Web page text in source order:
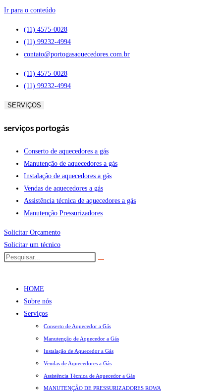
Ir para o conteúdo
(11) 4575-0028
(11) 99232-4994
contato@portogasaquecedores.com.br
(11) 4575-0028
(11) 99232-4994
SERVIÇOS
serviços portogás
Conserto de aquecedores a gás
Manutenção de aquecedores a gás
Instalação de aquecedores a gás
Vendas de aquecedores a gás
Assistência técnica de aquecedores a gás
Manutenção Pressurizadores
Solicitar Orçamento
Solicitar um técnico
HOME
Sobre nós
Serviços
Conserto de Aquecedor a Gás
Manutenção de Aquecedor a Gás
Instalação de Aquecedor a Gás
Vendas de Aquecedores a Gás
Assistência Técnica de Aquecedor a Gás
MANUTENÇÃO DE PRESSURIZADORES ROWA